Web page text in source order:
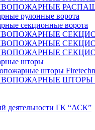
рулонные ворота
секционные ворота
шторы
шторы
ШТОРЫ
деятельности ГК “АСК”